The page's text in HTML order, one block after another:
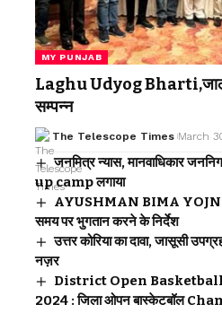
MY PUNJAB
Laghu Udyog
सम्पन्न
The Telescope Times March
जनमित्र न्यास, मानवाधिकार
up camp लगाया
AYUSHMAN BIMA
समय पर भुगतान करने के निर्देश
उत्तर कोरिया का दावा, जासूसी
नज़र
District Open
2024 : जिला ओपन बास्केटबॉल